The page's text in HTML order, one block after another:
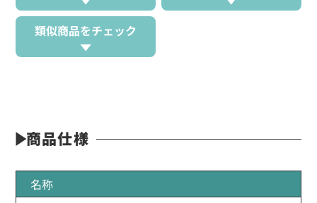
類似商品をチェック
商品仕様
名称